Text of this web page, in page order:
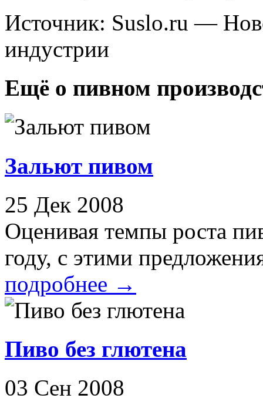
Источник: Suslo.ru —
индустрии
Ещё о пивном
Зальют пивом
25 Дек 2008
Оценивая темпы роста
году, с этими
подробнее →
Пиво без глютена
03 Сен 2008